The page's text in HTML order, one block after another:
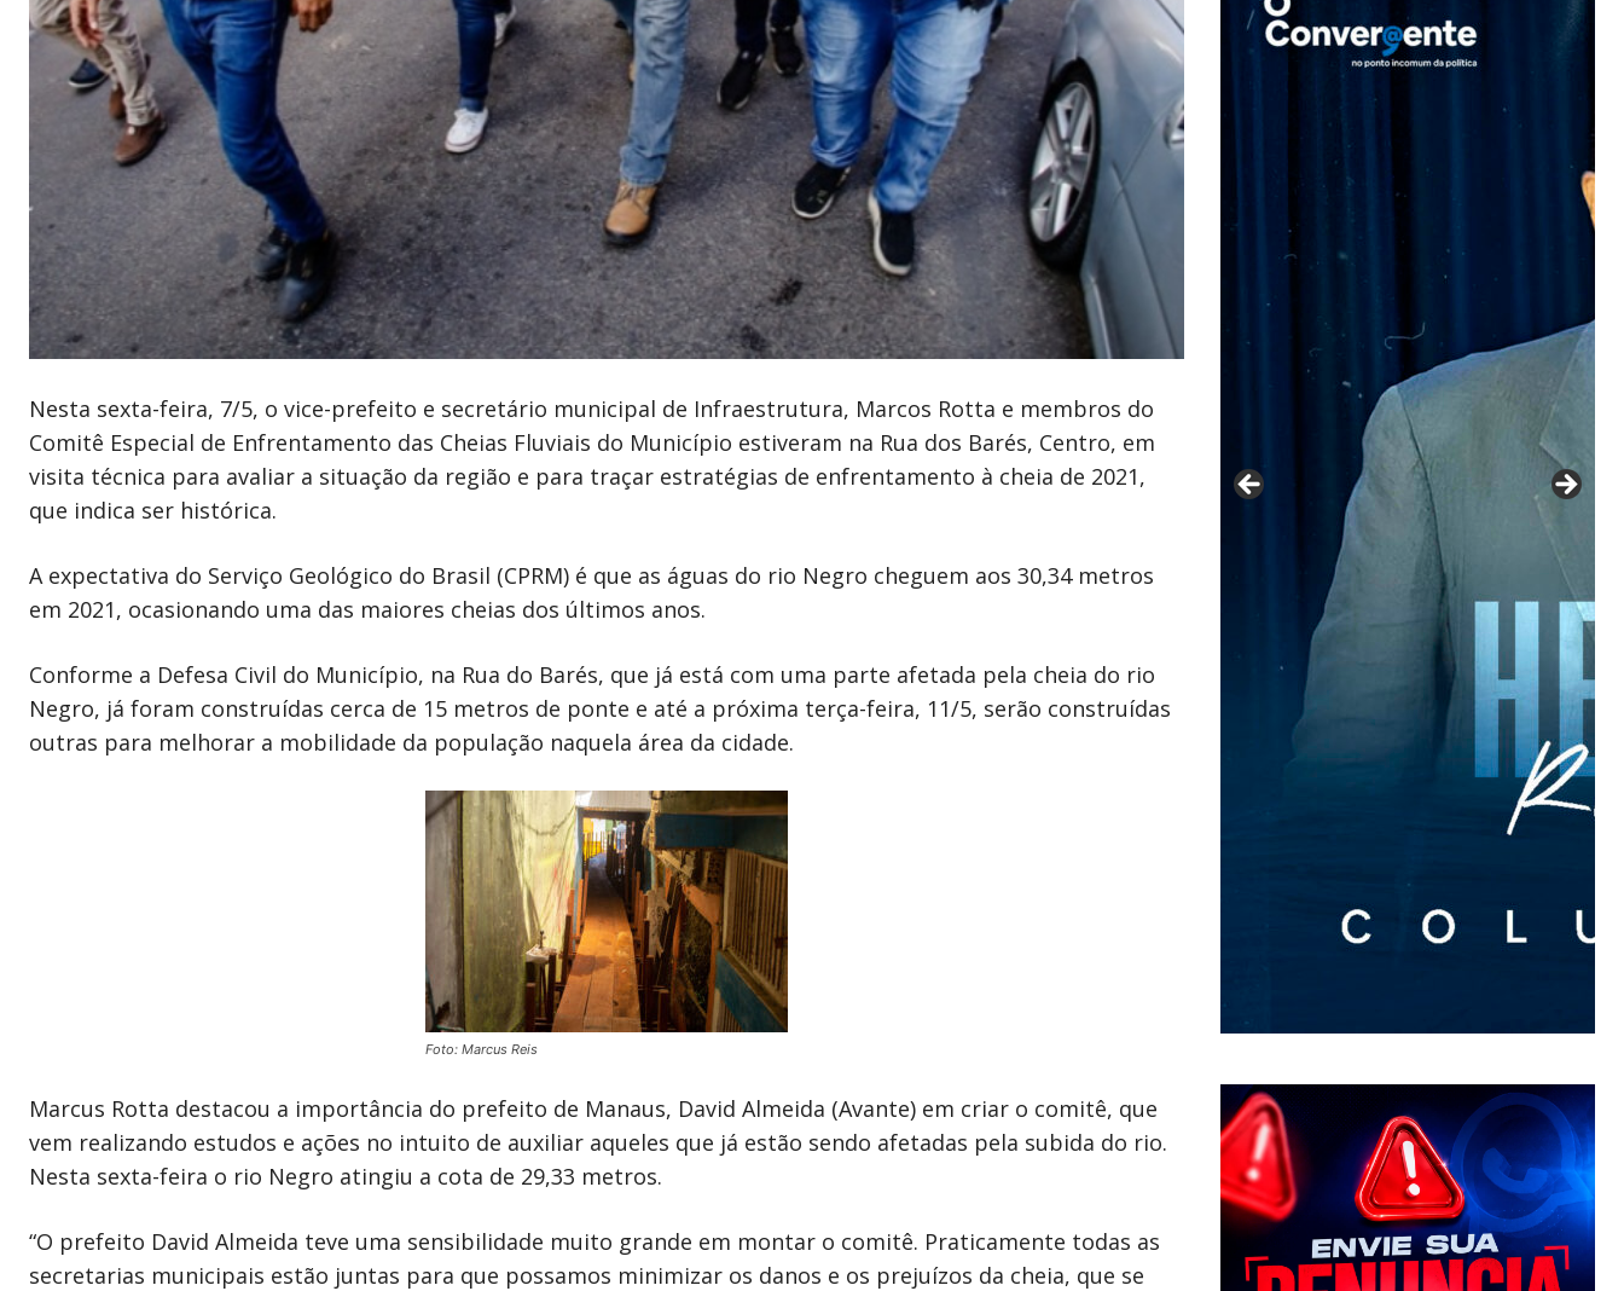
Nesta sexta-feira, 7/5, o vice-prefeito e secretário municipal de Infraestrutura, Marcos Rotta e membros do
Comitê Especial de Enfrentamento das Cheias Fluviais do Município estiveram na Rua dos Barés, Centro, em
visita técnica para avaliar a situação da região e para traçar estratégias de enfrentamento à cheia de 2021,
que indica ser histórica.
A expectativa do Serviço Geológico do Brasil (CPRM) é que as águas do rio Negro cheguem aos 30,34 metros
em 2021, ocasionando uma das maiores cheias dos últimos anos.
Conforme a Defesa Civil do Município, na Rua do Barés, que já está com uma parte afetada pela cheia do rio
Negro, já foram construídas cerca de 15 metros de ponte e até a próxima terça-feira, 11/5, serão construídas
outras para melhorar a mobilidade da população naquela área da cidade.
Foto: Marcus Reis
Marcus Rotta destacou a importância do prefeito de Manaus, David Almeida (Avante) em criar o comitê, que
vem realizando estudos e ações no intuito de auxiliar aqueles que já estão sendo afetadas pela subida do rio.
Nesta sexta-feira o rio Negro atingiu a cota de 29,33 metros.
“O prefeito David Almeida teve uma sensibilidade muito grande em montar o comitê. Praticamente todas as
secretarias municipais estão juntas para que possamos minimizar os danos e os prejuízos da cheia, que se